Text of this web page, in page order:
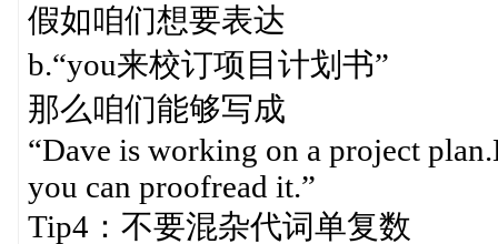
假如咱们想要表达
b.“you来校订项目计划书”
那么咱们能够写成
“Dave is working on a project
you can proofread it.”
Tip4：不要混杂代词单复数